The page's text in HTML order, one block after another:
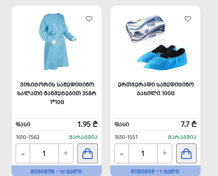
ᲕᲘᲖᲘᲢᲝᲠᲘᲡ ᲡᲐᲛᲔᲓᲘᲪᲘᲜᲝ
ᲮᲐᲚᲐᲗᲘ ᲛᲐᲜᲟᲔᲢᲔᲑᲘᲗ 35ᲒᲠ
1*10Ც
ᲤᲐᲡᲘ 1.95 ₾
1610-1563 ᲛᲐᲠᲐᲒᲨᲘᲐ
- +
ᲛᲘᲜᲘᲛᲣᲛ - 10 ᲪᲐᲚᲘ
ᲔᲠᲗᲯᲔᲠᲐᲓᲘ ᲡᲐᲛᲔᲓᲘᲪᲘᲜᲝ
ᲑᲐᲮᲘᲚᲘ 100Ც
ᲤᲐᲡᲘ 7.7 ₾
1610-1551 ᲛᲐᲠᲐᲒᲨᲘᲐ
- +
ᲛᲘᲜᲘᲛᲣᲛ - 1 ᲪᲐᲚᲘ